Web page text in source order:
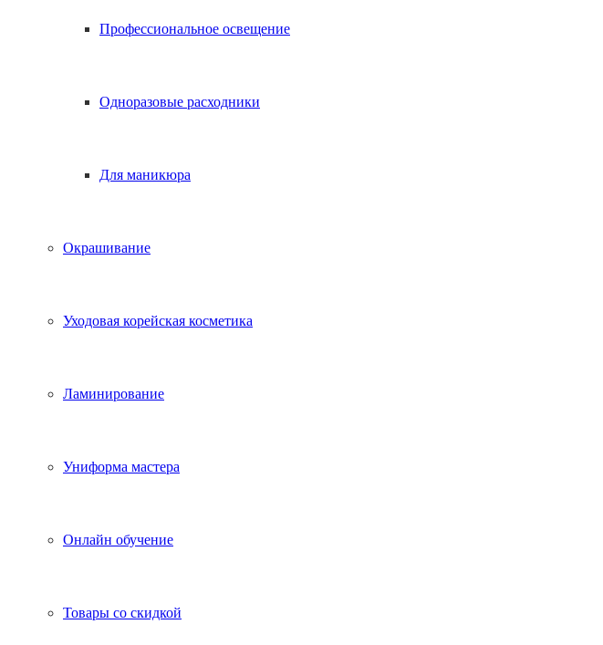
Профессиональное освещение
Одноразовые расходники
Для маникюра
Окрашивание
Уходовая корейская косметика
Ламинирование
Униформа мастера
Онлайн обучение
Товары со скидкой